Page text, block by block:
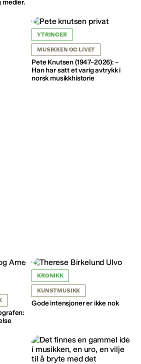
medier.
YTRINGER
MUSIKKEN OG LIVET
Pete Knutsen (1947–2026): –
Han har satt et varig avtrykk i
norsk musikkhistorie
KRONIKK
KUNSTMUSIKK
Gode intensjoner er ikke nok